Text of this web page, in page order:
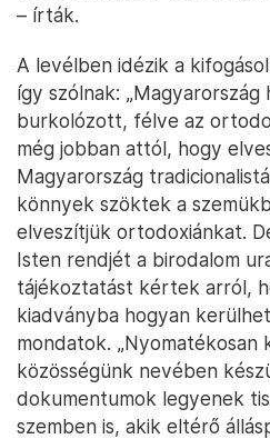
– írták.
A levélben idézik a
így szólnak: „Magyarország
burkolózott, félve az
még jobban attól, hogy
Magyarország
könnyek szöktek a
elveszítjük ortodoxiánkat.
Isten rendjét a birodalom
tájékoztatást kértek arról,
kiadványba hogyan
mondatok. „Nyomatékosan
közösségünk nevében
dokumentumok legyenek
szemben is, akik eltérő